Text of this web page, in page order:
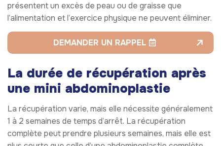
présentent un excès de peau ou de graisse que
l’alimentation et l’exercice physique ne peuvent éliminer.
DEMANDER UN RAPPEL
La durée de récupération après
une mini abdominoplastie
La récupération varie, mais elle nécessite généralement
1 à 2 semaines de temps d’arrêt. La récupération
complète peut prendre plusieurs semaines, mais elle est